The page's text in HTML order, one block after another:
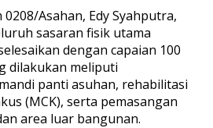
Asahan, Edy Syahputra,
sasaran fisik utama
dengan capaian 100
dilakukan meliputi
panti asuhan, rehabilitasi
(MCK), serta pemasangan
area luar bangunan.